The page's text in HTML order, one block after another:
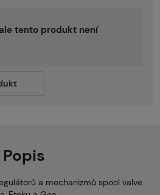
tento produkt není
Popis
a mechanizmů spool valve